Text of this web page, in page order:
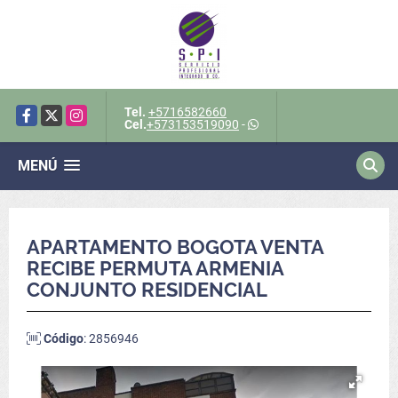
Facebook
X Instagram Tel. +5716582660
Cel.+573153519090 -
MENÚ
APARTAMENTO BOGOTA VENTA
RECIBE PERMUTA ARMENIA
CONJUNTO RESIDENCIAL
Código: 2856946